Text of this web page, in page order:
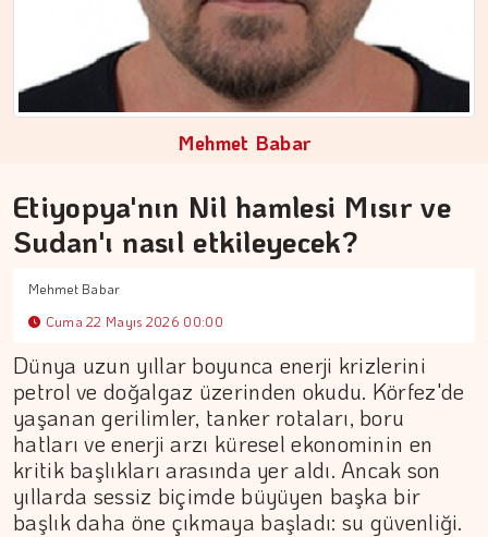
Mehmet Babar
Etiyopya'nın Nil hamlesi Mısır ve
Sudan'ı nasıl etkileyecek?
Mehmet Babar
Cuma 22 Mayıs 2026 00:00
Dünya uzun yıllar boyunca enerji krizlerini
petrol ve doğalgaz üzerinden okudu. Körfez'de
yaşanan gerilimler, tanker rotaları, boru
hatları ve enerji arzı küresel ekonominin en
kritik başlıkları arasında yer aldı. Ancak son
yıllarda sessiz biçimde büyüyen başka bir
başlık daha öne çıkmaya başladı: su güvenliği.
194 yıl yaşayacakmışız...…